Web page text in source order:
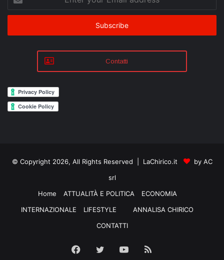
your
Email
Contatti
© Copyright 2026, All Rights Reserved | LaChirico.it
by AC
srl
Home
ATTUALITÀ E POLITICA
ECONOMIA
INTERNAZIONALE
LIFESTYLE
ANNALISA CHIRICO
CONTATTI
Facebook
Twitter YouTube